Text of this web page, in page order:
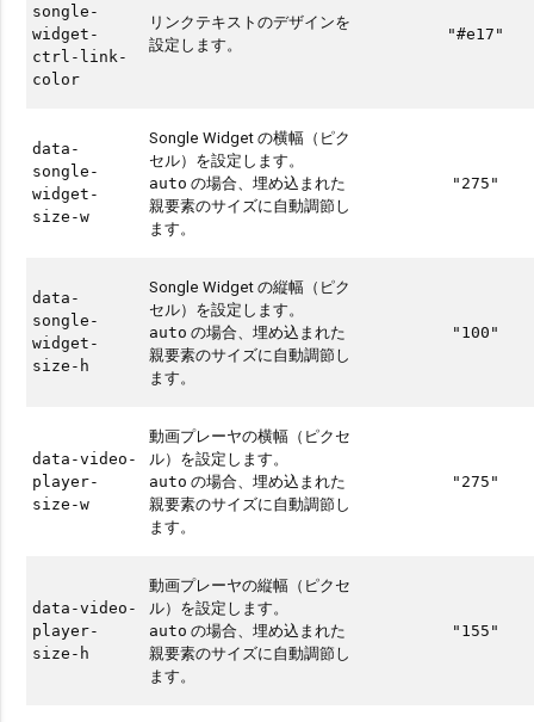
songle-
widget-
ctrl-link-
color
リンクテキストのデザインを
設定します。
"#e17"
data-
songle-
widget-
size-w
Songle Widget の横幅（ピク
セル）を設定します。
auto の場合、埋め込まれた
親要素のサイズに自動調節し
ます。
"275"
data-
songle-
widget-
size-h
Songle Widget の縦幅（ピク
セル）を設定します。
auto の場合、埋め込まれた
親要素のサイズに自動調節し
ます。
"100"
data-video-
player-
size-w
動画プレーヤの横幅（ピクセ
ル）を設定します。
auto の場合、埋め込まれた
親要素のサイズに自動調節し
ます。
"275"
data-video-
player-
size-h
動画プレーヤの縦幅（ピクセ
ル）を設定します。
auto の場合、埋め込まれた
親要素のサイズに自動調節し
ます。
"155"